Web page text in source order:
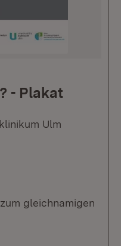
- Plakat
Ulm
gleichnamigen